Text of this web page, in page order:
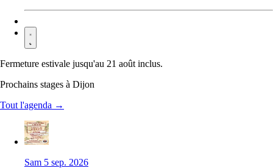
Fermeture estivale jusqu'au 21 août inclus.
Prochains stages à Dijon
Tout l'agenda →
Sam 5 sep. 2026